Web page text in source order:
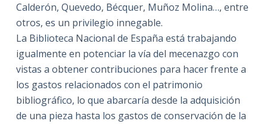
Calderón, Quevedo, Bécquer, Muñoz Molina…, entre
otros, es un privilegio innegable.
La Biblioteca Nacional de España está trabajando
igualmente en potenciar la vía del mecenazgo con
vistas a obtener contribuciones para hacer frente a
los gastos relacionados con el patrimonio
bibliográfico, lo que abarcaría desde la adquisición
de una pieza hasta los gastos de conservación de la